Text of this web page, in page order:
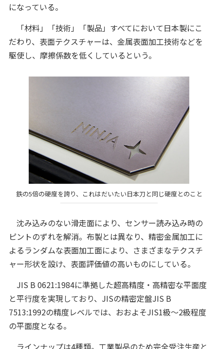
になっている。
「材料」「技術」「製品」すべてにおいて日本製にこ
だわり、表面テクスチャーは、金属表面加工技術などを
駆使し、摩擦係数を低くしているという。
鉄の5倍の硬度を誇り、これはだいたい日本刀と同じ硬度とのこと
沈み込みのない滑走面により、センサー読み込み時の
ピントのずれを解消。布製とは異なり、精密金属加工に
よるランダムな表面加工面により、さまざまなテクスチ
ャー形状を設け、表面評価値の高いものにしている。
JIS B 0621:1984に準拠した超高精度・高精密な平面度
と平行度を実現しており、JISの精密定盤JIS B
7513:1992の精度レベルでは、おおよそJIS1級～2級程度
の平面度となる。
ラインナップは4種類。工業製品のため完全受注生産と